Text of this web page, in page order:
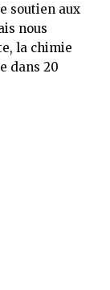
soutien aux
nous
la chimie
dans 20